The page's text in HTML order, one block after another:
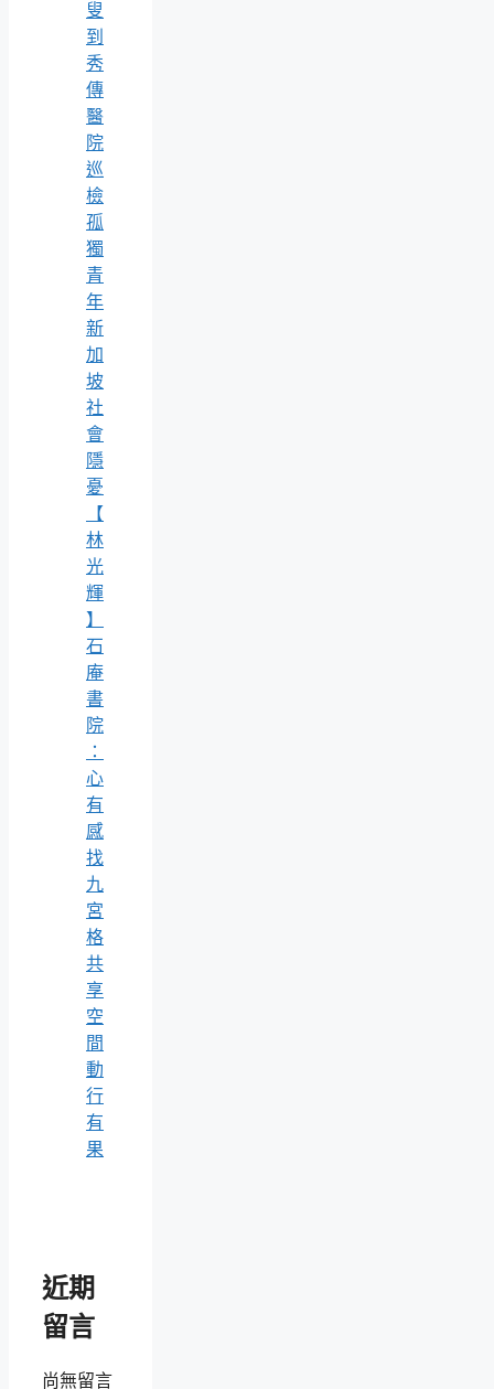
叟
到
秀
傳
醫
院
巡
檢
孤
獨
青
年
新
加
坡
社
會
隱
憂
【
林
光
輝
】
石
庵
書
院
：
心
有
感
找
九
宮
格
共
享
空
間
動
行
有
果
近期
留言
尚無留言